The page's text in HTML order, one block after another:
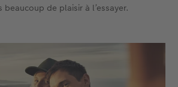
de plaisir à l’essayer.